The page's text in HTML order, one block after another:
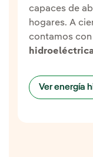
capaces de
hogares. A
contamos
Ver energía